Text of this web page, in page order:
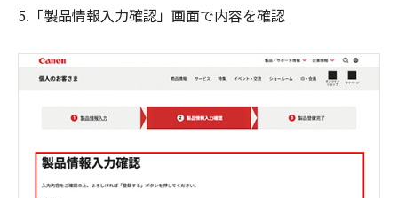
5.「製品情報入力確認」画面で内容を確認